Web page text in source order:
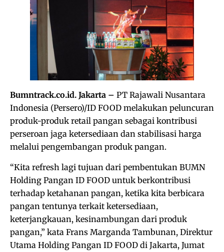
Bumntrack.co.id. Jakarta – PT Rajawali Nusantara
Indonesia (Persero)/ID FOOD melakukan peluncuran
produk-produk retail pangan sebagai kontribusi
perseroan jaga ketersediaan dan stabilisasi harga
melalui pengembangan produk pangan.
“Kita refresh lagi tujuan dari pembentukan BUMN
Holding Pangan ID FOOD untuk berkontribusi
terhadap ketahanan pangan, ketika kita berbicara
pangan tentunya terkait ketersediaan,
keterjangkauan, kesinambungan dari produk
pangan,” kata Frans Marganda Tambunan, Direktur
Utama Holding Pangan ID FOOD di Jakarta, Jumat